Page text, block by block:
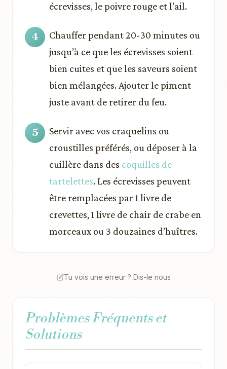
écrevisses, le poivre rouge et l’ail.
Chauffer pendant 20-30 minutes ou
jusqu’à ce que les écrevisses soient
bien cuites et que les saveurs soient
bien mélangées. Ajouter le piment
juste avant de retirer du feu.
Servir avec vos craquelins ou
croustilles préférés, ou déposer à la
cuillère dans des coquilles de
tartelettes. Les écrevisses peuvent
être remplacées par 1 livre de
crevettes, 1 livre de chair de crabe en
morceaux ou 3 douzaines d’huîtres.
Tu vois une erreur ? Dis-le nous
Problèmes Fréquents et
Solutions